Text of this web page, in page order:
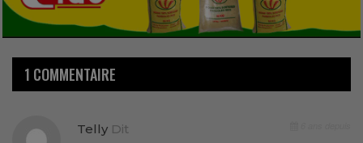
1 COMMENTAIRE
Telly Dit